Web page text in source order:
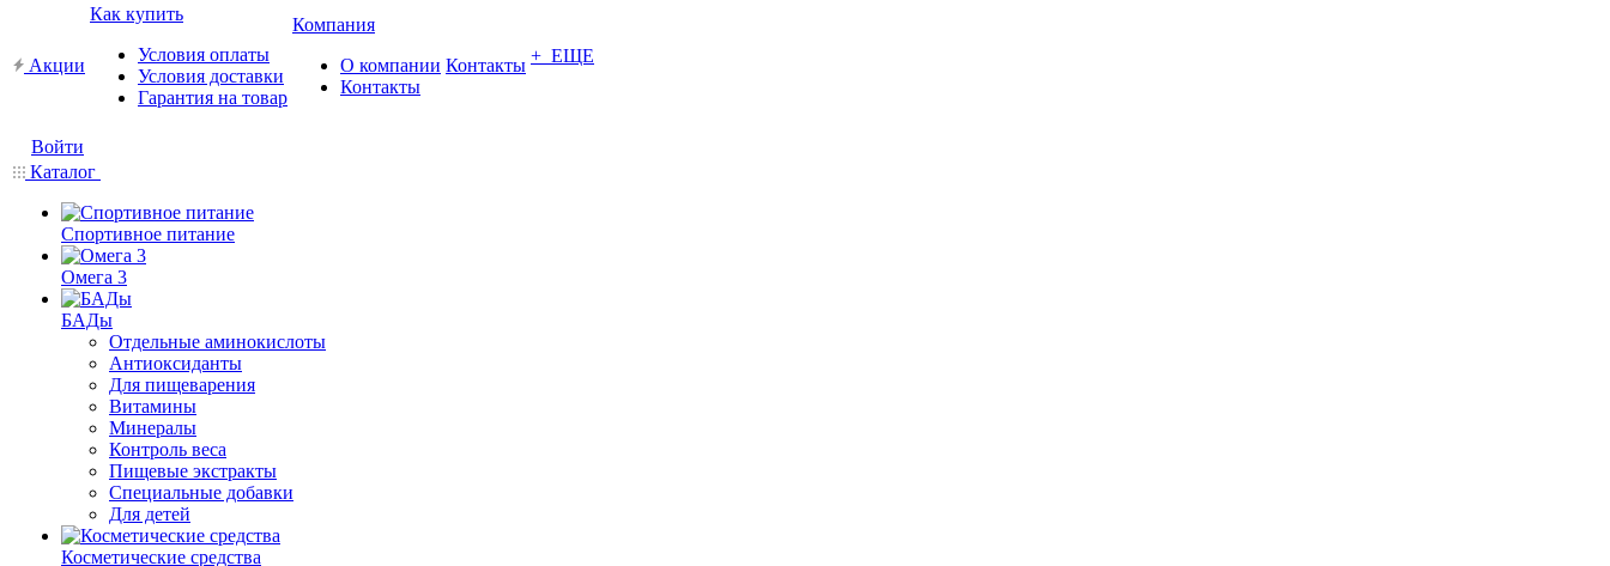
Акции
Как купить
Условия оплаты
Условия доставки
Гарантия на товар
Компания
О компании
Контакты
Контакты + ЕЩЕ
Войти
Каталог
Спортивное питание
Омега 3
БАДы
Отдельные аминокислоты
Антиоксиданты
Для пищеварения
Витамины
Минералы
Контроль веса
Пищевые экстракты
Специальные добавки
Для детей
Косметические средства